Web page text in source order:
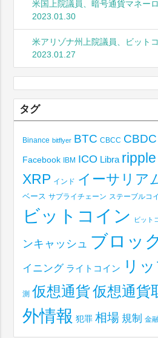
米国上院議員、暗号通貨マネー
2023.01.30
米アリゾナ州上院議員、ビット
2023.01.27
タグ
Binance bitflyer BTC CBCC CBDC
Facebook IBM ICO Libra ripple
XRP インド イーサリア
ベース サプライチェーン ステーブルコ
ビットコイン ビット
ンキャッシュ ブロッ
イニング ライトコイン リ
測 仮想通貨仮想通貨
外情報 犯罪 相場 規制 金